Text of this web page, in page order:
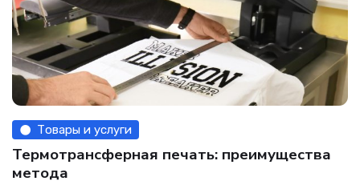
Товары и услуги
Термотрансферная печать: преимущества
метода